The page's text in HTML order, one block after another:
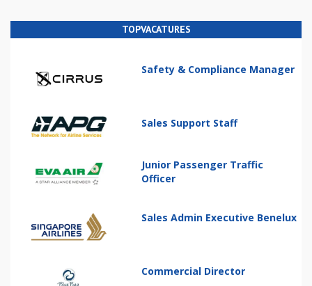
TOPVACATURES
Safety & Compliance Manager
Sales Support Staff
Junior Passenger Traffic
Officer
Sales Admin Executive Benelux
Commercial Director